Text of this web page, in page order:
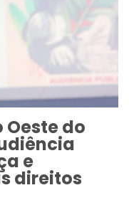
do
e
direitos